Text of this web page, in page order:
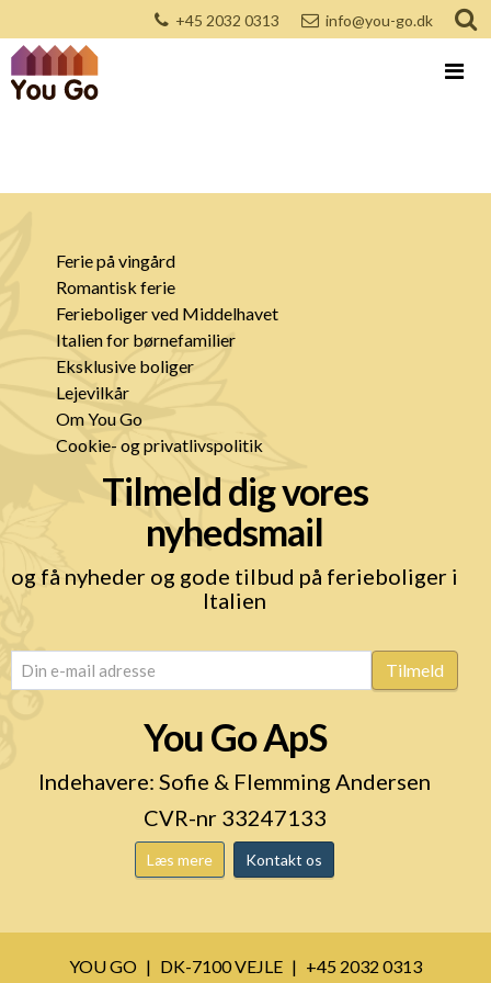
+45 2032 0313 info@you-go.dk
Ferie på vingård
Romantisk ferie
Ferieboliger ved Middelhavet
Italien for børnefamilier
Eksklusive boliger
Lejevilkår
Om You Go
Cookie- og privatlivspolitik
Tilmeld dig vores
nyhedsmail
og få nyheder og gode tilbud på ferieboliger i
Italien
email (Påkrævet) Tilmeld
You Go ApS
Indehavere: Sofie & Flemming Andersen
CVR-nr 33247133
Læs mere Kontakt os
YOU GO DK-7100 VEJLE
+45 2032 0313